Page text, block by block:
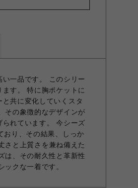
一品です。 このシリー
す。 特に胸ポケットに
共に変化していくスタ
その象徴的なデザインが
れています。 今シーズ
おり、その結果、しっか
さと上質さを兼ね備えた
は、その耐久性と革新性
クな一着です。